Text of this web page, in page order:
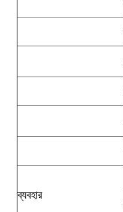
ব্যবহার